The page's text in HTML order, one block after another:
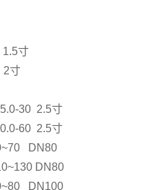
寸
寸
30 2.5寸
60 2.5寸
DN80
DN80
DN100